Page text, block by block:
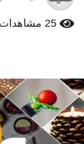
ت
م
س
ن
و
ا
ت
25 مشاهدات